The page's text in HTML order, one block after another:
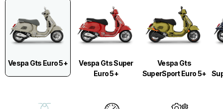
Vespa Gts Euro 5+
Vespa Gts Super
Euro 5+
Vespa Gts
SuperSport Euro 5+